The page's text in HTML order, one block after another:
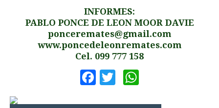
INFORMES:
PABLO PONCE DE LEON MOOR DAVIE
ponceremates@gmail.com
www.poncedeleonremates.com
Cel. 099 777 158
Facebook
Twitter